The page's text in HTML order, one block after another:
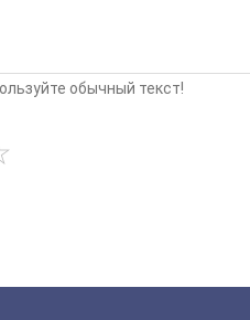
обычный текст!